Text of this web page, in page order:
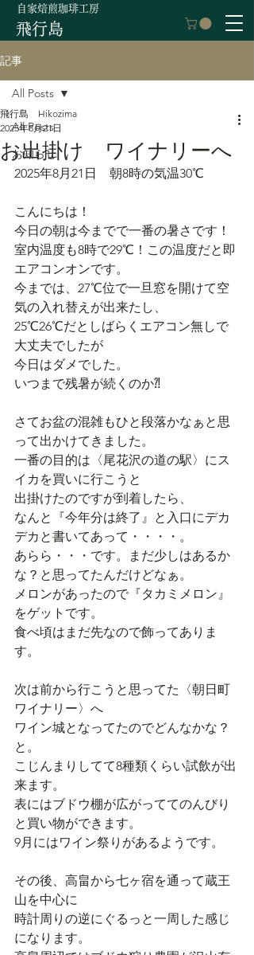
自家焙煎珈琲工房
飛行島
記事
All Posts
お知らせ
All Posts
お出掛け ワイナリーへ
飛行島 Hikozima
2025年8月21日
2025年8月21日　朝8時の気温30℃
こんにちは！
今日の朝は今までで一番の暑さです！
室内温度も8時で29℃！この温度だと即
エアコンオンです。
今までは、27℃位で一旦窓を開けて空
気の入れ替えが出来たし、
25℃26℃だとしばらくエアコン無しで
大丈夫でしたが
今日はダメでした。
いつまで残暑が続くのか⁈
さてお盆の混雑もひと段落かなぁと思
って出かけてきました。
一番の目的は〈尾花沢の道の駅〉にス
イカを買いに行こうと
出掛けたのですが到着したら、
なんと『今年分は終了』と入口にデカ
デカと書いてあって・・・・。
あらら・・・です。まだ少しはあるか
な？と思ってたんだけどなぁ。
メロンがあったので『タカミメロン』
をゲットです。
食べ頃はまだ先なので飾ってありま
す。
次は前から行こうと思ってた〈朝日町
ワイナリー〉へ
ワイン城となってたのでどんなかな？
と。
こじんまりしてて8種類くらい試飲が出
来ます。
表にはブドウ棚が広がっててのんびり
と買い物ができます。
9月にはワイン祭りがあるようです。
その後、高畠から七ヶ宿を通って蔵王
山を中心に
時計周りの逆にぐるっと一周した感じ
になります。